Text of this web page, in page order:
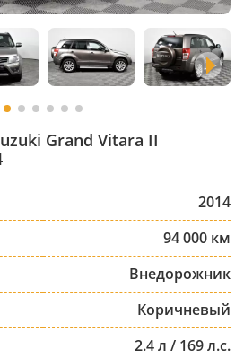
Grand Vitara II
2014
94 000 км
Внедорожник
Коричневый
2.4 л / 169 л.с.